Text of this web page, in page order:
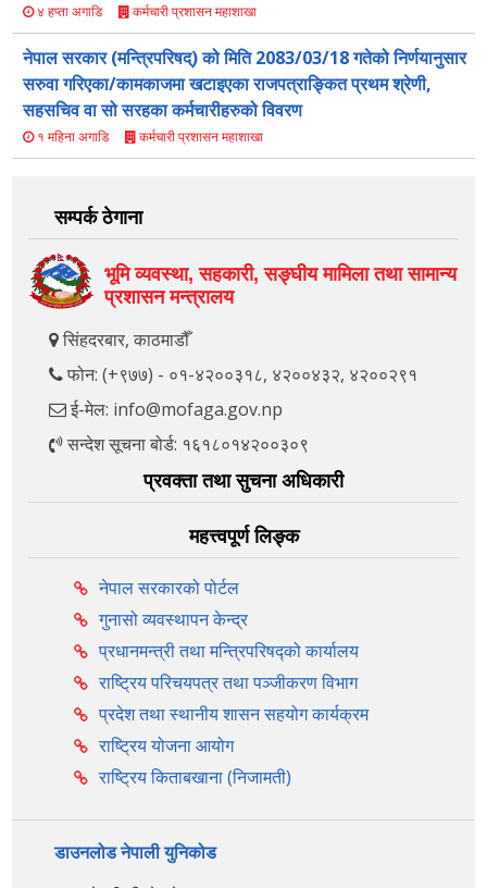
४ हप्ता अगाडि कर्मचारी प्रशासन महाशाखा
नेपाल सरकार (मन्त्रिपरिषद्) को मिति 2083/03/18 गतेको निर्णयानुसार
सरुवा गरिएका/कामकाजमा खटाइएका राजपत्राङ्कित प्रथम श्रेणी,
सहसचिव वा सो सरहका कर्मचारीहरुको विवरण
१ महिना अगाडि कर्मचारी प्रशासन महाशाखा
सम्पर्क ठेगाना
भूमि व्यवस्था, सहकारी, सङ्‍घीय मामिला तथा सामान्य
प्रशासन मन्त्रालय
सिंहदरबार, काठमाडौँ
फोन: (+९७७) - ०१-४२००३१८, ४२००४३२, ४२००२९१
ई-मेल: info@mofaga.gov.np
सन्देश सूचना बोर्ड: १६१८०१४२००३०९
प्रवक्ता तथा सुचना अधिकारी
महत्त्वपूर्ण लिङ्क
नेपाल सरकारको पोर्टल
गुनासो व्यवस्थापन केन्द्र
प्रधानमन्त्री तथा मन्त्रिपरिषद्को कार्यालय
राष्ट्रिय परिचयपत्र तथा पञ्‍जीकरण विभाग
प्रदेश तथा स्थानीय शासन सहयोग कार्यक्रम
राष्ट्रिय योजना आयोग
राष्ट्रिय किताबखाना (निजामती)
डाउनलोड नेपाली युनिकोड